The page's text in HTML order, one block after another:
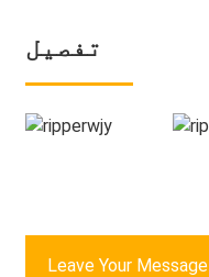
تفصیل
Leave Your Message